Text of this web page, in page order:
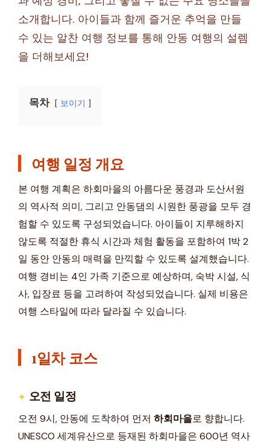
소개합니다. 아이들과 함께 즐거운 추억을 만들
수 있는 알찬 여행 정보를 통해 안동 여행의 설렘
을 더해보세요!
목차 보이기
여행 일정 개요
본 여행 계획은 하회마을의 아름다운 풍경과 도산서원
의 역사적 의미, 그리고 안동댐의 시원한 풍광을 모두 경
험할 수 있도록 구성되었습니다. 아이들이 지루해하지
않도록 적절한 휴식 시간과 체험 활동을 포함하여 1박 2
일 동안 안동의 매력을 만끽할 수 있도록 설계했습니다.
여행 경비는 4인 가족 기준으로 예상하며, 숙박 시설, 식
사, 입장료 등을 고려하여 작성되었습니다. 실제 비용은
여행 스타일에 따라 달라질 수 있습니다.
1일차 코스
오전 일정
오전 9시, 안동에 도착하여 먼저 하회마을로 향합니다.
UNESCO 세계유산으로 등재된 하회마을은 600년 역사